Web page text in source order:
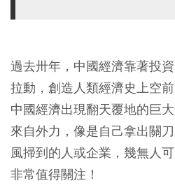
過去卅年，中國經濟靠著投
拉動，創造人類經濟史上空
中國經濟出現翻天覆地的巨
來自外力，像是自己拿出關
風掃到的人或企業，幾無人
非常值得關注！